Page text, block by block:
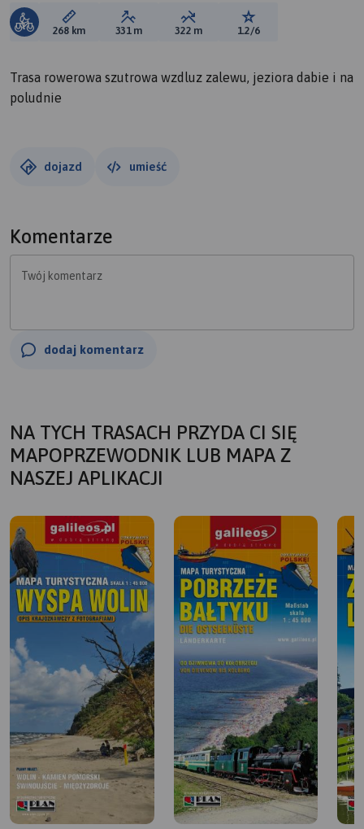
Długość trasy:
268 km Suma przewyższeń:
331 m Suma spadków:
322 m Ocena trasy:
1.2/6
Trasa rowerowa szutrowa wzdluz zalewu, jeziora dabie i na
poludnie
dojazd umieść
Komentarze
Twój komentarz
dodaj komentarz
NA TYCH TRASACH PRZYDA CI SIĘ
MAPOPRZEWODNIK LUB MAPA Z
NASZEJ APLIKACJI